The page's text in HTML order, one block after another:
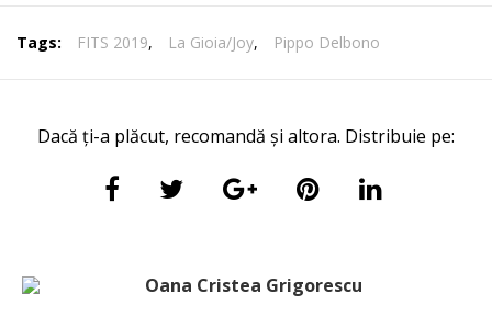
Tags: FITS 2019, La Gioia/Joy, Pippo Delbono
Dacă ți-a plăcut, recomandă și altora. Distribuie pe:
Oana Cristea Grigorescu